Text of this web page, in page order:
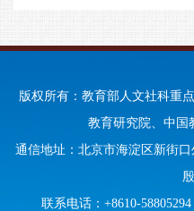
版权所有：教育部人文社科重
教育研究院、中国
通信地址：北京市海淀区新街口
联系电话：+8610-